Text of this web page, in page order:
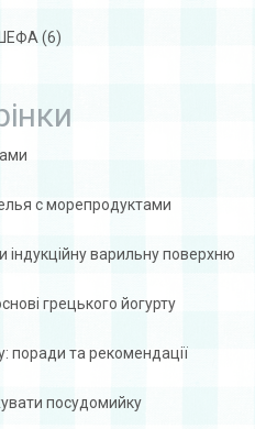
(6)
с морепродуктами
індукційну варильну поверхню
грецького йогурту
поради та рекомендації
посудомийку